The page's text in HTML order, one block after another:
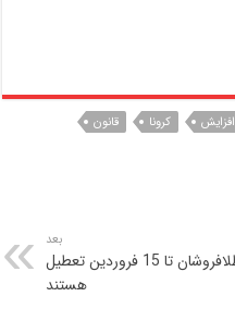
افزایش کرونا قانون
بعد
طلافروشان تا 15 فروردین تعطیل
هستند